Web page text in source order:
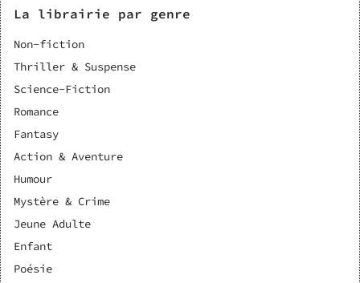
La librairie par genre
Non-fiction
Thriller & Suspense
Science-Fiction
Romance
Fantasy
Action & Aventure
Humour
Mystère & Crime
Jeune Adulte
Enfant
Poésie